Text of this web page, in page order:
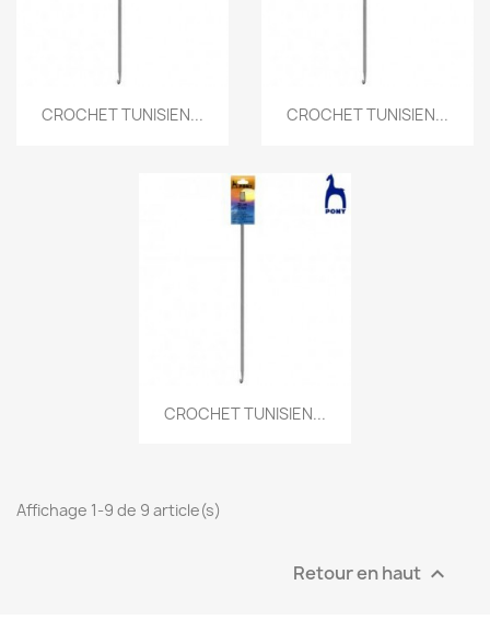
CROCHET TUNISIEN... CROCHET TUNISIEN...
CROCHET TUNISIEN...
Affichage 1-9 de 9 article(s)
Retour en haut 